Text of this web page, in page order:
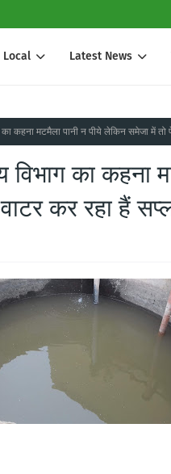
Local Latest News
कहना मटमैला पानी न पीये लेकिन समेजा में तो
का कहना
कर रहा हैं